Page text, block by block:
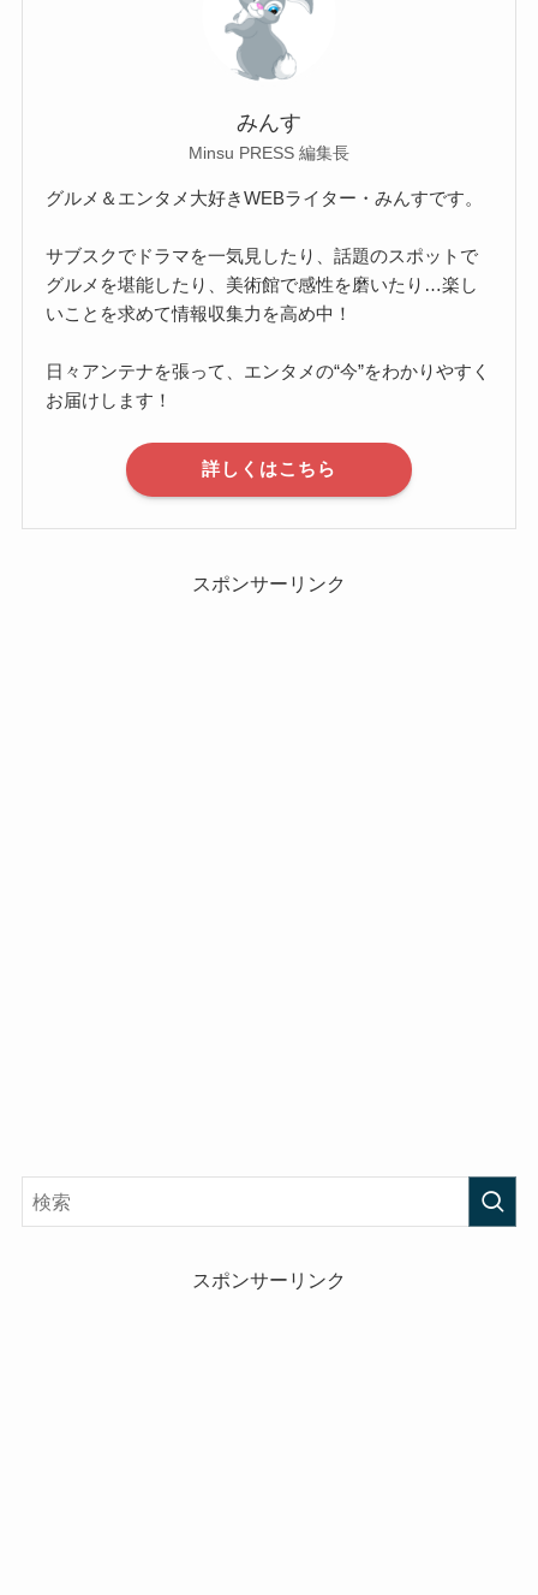
みんす
Minsu PRESS 編集長
グルメ＆エンタメ大好きWEBライター・みんすです。
サブスクでドラマを一気見したり、話題のスポットで
グルメを堪能したり、美術館で感性を磨いたり…楽し
いことを求めて情報収集力を高め中！
日々アンテナを張って、エンタメの“今”をわかりやすく
お届けします！
詳しくはこちら
スポンサーリンク
スポンサーリンク